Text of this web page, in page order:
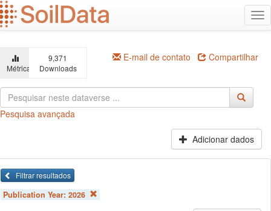
Ir
para
o
principal
Métricas
9,371
Downloads
E-mail de contato Compartilhar
Pesquisa avançada
Adicionar dados
Filtrar resultados
Publication Year: 2026